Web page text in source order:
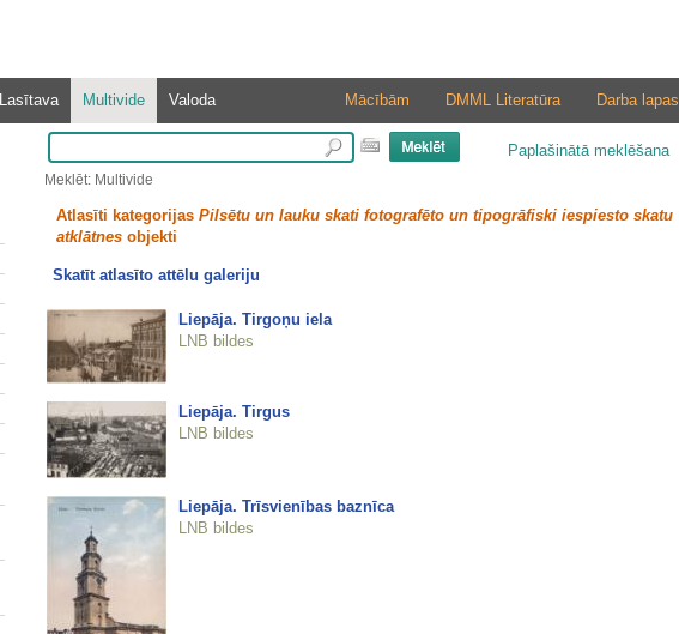
Lasītava Multivide Valoda Darba lapas
DMML Literatūra
Mācībām
Paplašinātā meklēšana
Meklēt: Multivide
Atlasīti kategorijas Pilsētu un lauku skati fotografēto un tipogrāfiski iespiesto skatu
atklātnesobjekti
Skatīt atlasīto attēlu galeriju
Liepāja. Tirgoņu iela
LNB bildes
Liepāja. Tirgus
LNB bildes
Liepāja. Trīsvienības baznīca
LNB bildes